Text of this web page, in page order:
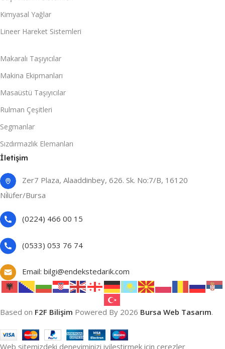
Kimyasal Yağlar
Lineer Hareket Sistemleri
Makaralı Taşıyıcılar
Makina Ekipmanları
Masaüstü Taşıyıcılar
Rulman Çeşitleri
Segmanlar
Sızdırmazlık Elemanları
İletişim
Zer7 Plaza, Alaaddinbey, 626. Sk. No:7/B, 16120
Ni̇lüfer/Bursa
(0224) 466 00 15
(0533) 053 76 74
Email: bilgi@endekstedarik.com
Based on F2F Bilişim Powered By 2026 Bursa Web Tasarım.
Web sitemizdeki deneyiminizi iyileştirmek için çerezler